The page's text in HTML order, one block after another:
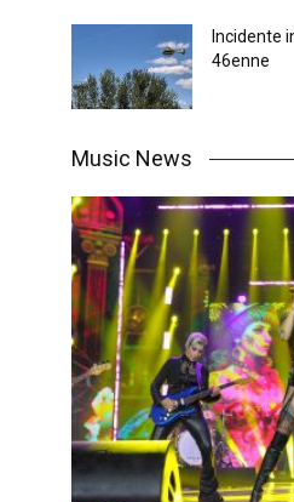
Incidente
46enne
Music News